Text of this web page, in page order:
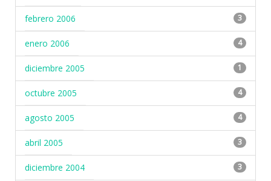
febrero 2006 3
enero 2006 4
diciembre 2005 1
octubre 2005 4
agosto 2005 4
abril 2005 3
diciembre 2004 3